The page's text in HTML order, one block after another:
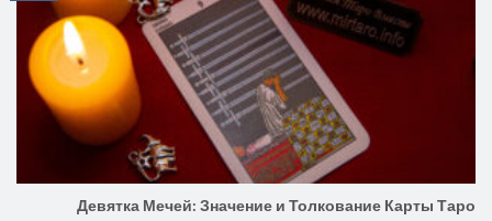
Девятка Мечей: Значение и Толкование Карты Таро